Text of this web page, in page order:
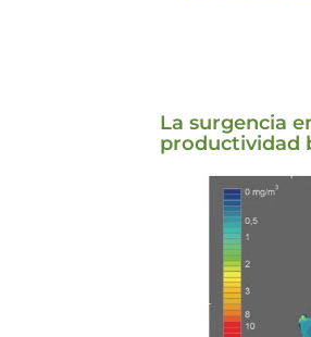
La surgencia
productividad